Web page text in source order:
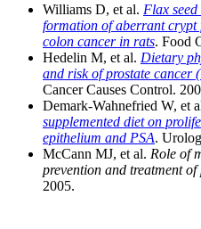
Williams D, et al. Flax
formation of aberrant crypt
colon cancer in rats. Food
Hedelin M, et al. Dietary
and risk of prostate cancer
Cancer Causes Control.
Demark-Wahnefried W, et
supplemented diet on
epithelium and PSA.
McCann MJ, et al. Role of
prevention and treatment of
2005.